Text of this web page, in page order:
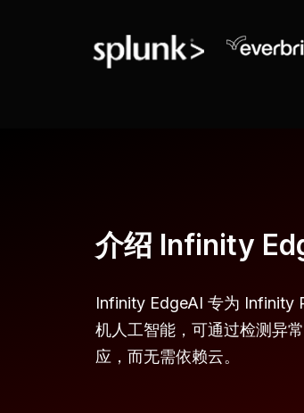
介绍 Infinity
Infinity EdgeAI 专为 Infinity
机人工智能，可通过检测异
应，而无需依赖云。